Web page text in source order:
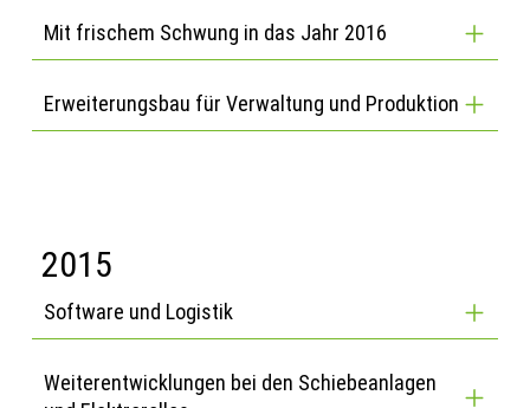
Mit frischem Schwung in das Jahr 2016
Erweiterungsbau für Verwaltung und Produktion
2015
Software und Logistik
Weiterentwicklungen bei den Schiebeanlagen